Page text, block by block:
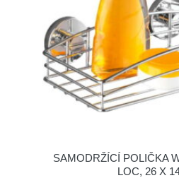
SAMODRŽÍCÍ POLIČKA
LOC, 26 X